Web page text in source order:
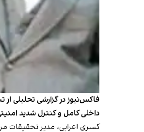
داخلی کامل و کنترل شدید
کسری اعرابی، مدیر تحقیقات